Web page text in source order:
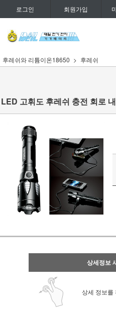
로그인 회원가입
후레쉬와 리튬이온18650 후레쉬
LED 고휘도 후레쉬 충전 회로
상세정보
상세 정보를